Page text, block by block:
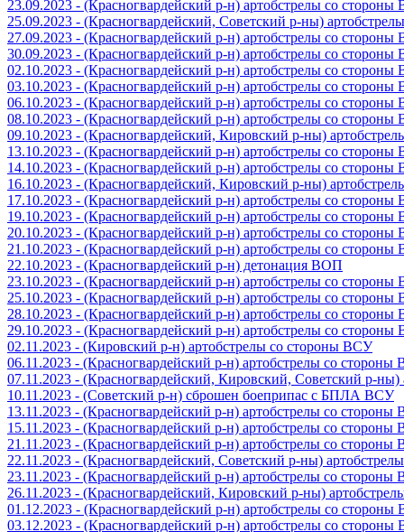
23.09.2023 - (Красногвардейский р-н) артобстрелы со
25.09.2023 - (Красногвардейский, Советский р-ны)
27.09.2023 - (Красногвардейский р-н) артобстрелы со
30.09.2023 - (Красногвардейский р-н) артобстрелы со
02.10.2023 - (Красногвардейский р-н) артобстрелы со
03.10.2023 - (Красногвардейский р-н) артобстрелы со
06.10.2023 - (Красногвардейский р-н) артобстрелы со
08.10.2023 - (Красногвардейский р-н) артобстрелы со
09.10.2023 - (Красногвардейский, Кировский р-ны)
13.10.2023 - (Красногвардейский р-н) артобстрелы со
14.10.2023 - (Красногвардейский р-н) артобстрелы со
16.10.2023 - (Красногвардейский, Кировский р-ны)
17.10.2023 - (Красногвардейский р-н) артобстрелы со
19.10.2023 - (Красногвардейский р-н) артобстрелы со
20.10.2023 - (Красногвардейский р-н) артобстрелы со
21.10.2023 - (Красногвардейский р-н) артобстрелы со
22.10.2023 - (Красногвардейский р-н) детонация ВОП
23.10.2023 - (Красногвардейский р-н) артобстрелы со
25.10.2023 - (Красногвардейский р-н) артобстрелы со
28.10.2023 - (Красногвардейский р-н) артобстрелы со
29.10.2023 - (Красногвардейский р-н) артобстрелы со
02.11.2023 - (Кировский р-н) артобстрелы со стороны ВСУ
06.11.2023 - (Красногвардейский р-н) артобстрелы со стороны
07.11.2023 - (Красногвардейский, Кировский, Советский р-
10.11.2023 - (Советский р-н) сброшен боеприпас с БПЛА ВСУ
13.11.2023 - (Красногвардейский р-н) артобстрелы со стороны
15.11.2023 - (Красногвардейский р-н) артобстрелы со стороны
21.11.2023 - (Красногвардейский р-н) артобстрелы со стороны
22.11.2023 - (Красногвардейский, Советский р-ны)
23.11.2023 - (Красногвардейский р-н) артобстрелы со стороны
26.11.2023 - (Красногвардейский, Кировский р-ны)
01.12.2023 - (Красногвардейский р-н) артобстрелы со
03.12.2023 - (Красногвардейский р-н) артобстрелы со